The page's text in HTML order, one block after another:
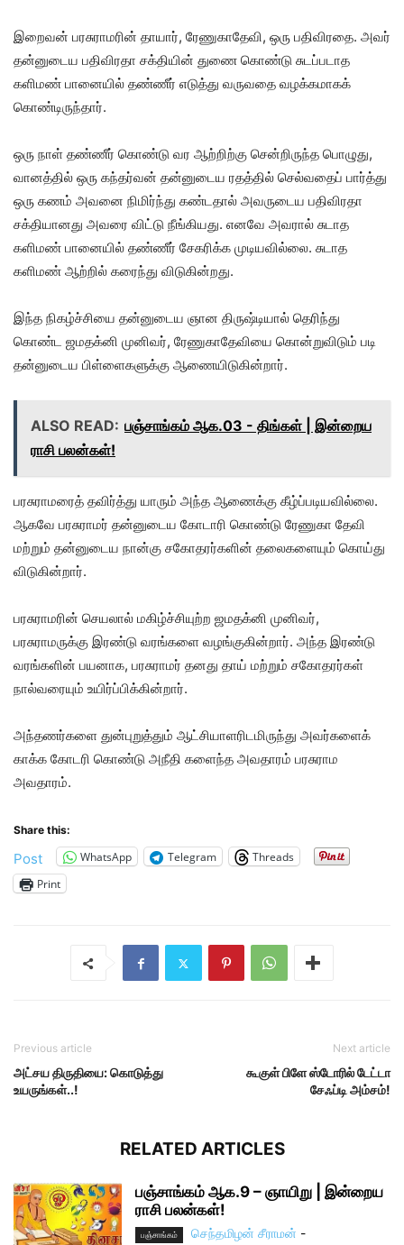
இறைவன் பரசுராமரின் தாயார், ரேணுகாதேவி, ஒரு பதிவிரதை. அவர்
தன்னுடைய பதிவிரதா சக்தியின் துணை கொண்டு சுடப்படாத
களிமண் பானையில் தண்ணீர் எடுத்து வருவதை வழக்கமாகக்
கொண்டிருந்தார்.
ஒரு நாள் தண்ணீர் கொண்டு வர ஆற்றிற்கு சென்றிருந்த பொழுது,
வானத்தில் ஒரு கந்தர்வன் தன்னுடைய ரதத்தில் செல்வதைப் பார்த்து
ஒரு கணம் அவனை நிமிர்ந்து கண்டதால் அவருடைய பதிவிரதா
சக்தியானது அவரை விட்டு நீங்கியது. எனவே அவரால் சுடாத
களிமண் பானையில் தண்ணீர் சேகரிக்க முடியவில்லை. சுடாத
களிமண் ஆற்றில் கரைந்து விடுகின்றது.
இந்த நிகழ்ச்சியை தன்னுடைய ஞான திருஷ்டியால் தெரிந்து
கொண்ட ஜமதக்னி முனிவர், ரேணுகாதேவியை கொன்றுவிடும் படி
தன்னுடைய பிள்ளைகளுக்கு ஆணையிடுகின்றார்.
ALSO READ: பஞ்சாங்கம் ஆக.03 - திங்கள் | இன்றைய
ராசி பலன்கள்!
பரசுராமரைத் தவிர்த்து யாரும் அந்த ஆணைக்கு கீழ்ப்படியவில்லை.
ஆகவே பரசுராமர் தன்னுடைய கோடாரி கொண்டு ரேணுகா தேவி
மற்றும் தன்னுடைய நான்கு சகோதரர்களின் தலைகளையும் கொய்து
விடுகின்றார்.
பரசுராமரின் செயலால் மகிழ்ச்சியுற்ற ஜமதக்னி முனிவர்,
பரசுராமருக்கு இரண்டு வரங்களை வழங்குகின்றார். அந்த இரண்டு
வரங்களின் பயனாக, பரசுராமர் தனது தாய் மற்றும் சகோதரர்கள்
நால்வரையும் உயிர்ப்பிக்கின்றார்.
அந்தணர்களை துன்புறுத்தும் ஆட்சியாளரிடமிருந்து அவர்களைக்
காக்க கோடரி கொண்டு அநீதி களைந்த அவதாரம் பரசுராம
அவதாரம்.
Share this:
Post WhatsApp Telegram
Threads
Print
Previous article
அட்சய திருதியை: கொடுத்து
உயருங்கள்..!
Next article
கூகுள் பிளே ஸ்டோரில் டேட்டா
சேஃப்டி அம்சம்!
RELATED ARTICLES
பஞ்சாங்கம் ஆக.9 – ஞாயிறு | இன்றைய
ராசி பலன்கள்!
பஞ்சாங்கம் செந்தமிழன் சீராமன் -